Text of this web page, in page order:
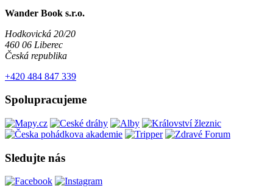
Wander Book s.r.o.
Hodkovická 20/20
460 06 Liberec
Česká republika
+420 484 847 339
Spolupracujeme
Sledujte nás